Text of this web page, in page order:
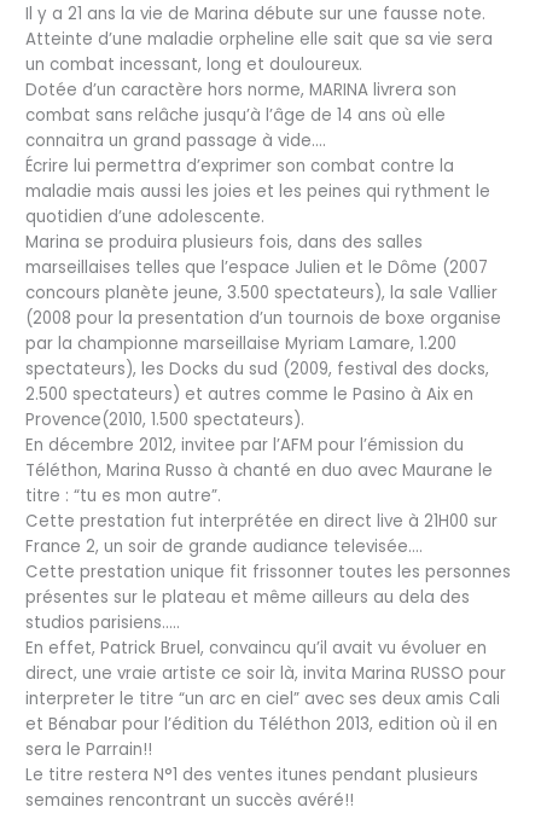
Il y a 21 ans la vie de Marina débute sur une fausse note.
Atteinte d’une maladie orpheline elle sait que sa vie sera
un combat incessant, long et douloureux.
Dotée d’un caractère hors norme, MARINA livrera son
combat sans relâche jusqu’à l’âge de 14 ans où elle
connaitra un grand passage à vide….
Écrire lui permettra d’exprimer son combat contre la
maladie mais aussi les joies et les peines qui rythment le
quotidien d’une adolescente.
Marina se produira plusieurs fois, dans des salles
marseillaises telles que l’espace Julien et le Dôme (2007
concours planète jeune, 3.500 spectateurs), la sale Vallier
(2008 pour la presentation d’un tournois de boxe organise
par la championne marseillaise Myriam Lamare, 1.200
spectateurs), les Docks du sud (2009, festival des docks,
2.500 spectateurs) et autres comme le Pasino à Aix en
Provence(2010, 1.500 spectateurs).
En décembre 2012, invitee par l’AFM pour l’émission du
Téléthon, Marina Russo à chanté en duo avec Maurane le
titre : “tu es mon autre”.
Cette prestation fut interprétée en direct live à 21H00 sur
France 2, un soir de grande audiance televisée….
Cette prestation unique fit frissonner toutes les personnes
présentes sur le plateau et même ailleurs au dela des
studios parisiens…..
En effet, Patrick Bruel, convaincu qu’il avait vu évoluer en
direct, une vraie artiste ce soir là, invita Marina RUSSO pour
interpreter le titre “un arc en ciel” avec ses deux amis Cali
et Bénabar pour l’édition du Téléthon 2013, edition où il en
sera le Parrain!!
Le titre restera N°1 des ventes itunes pendant plusieurs
semaines rencontrant un succès avéré!!